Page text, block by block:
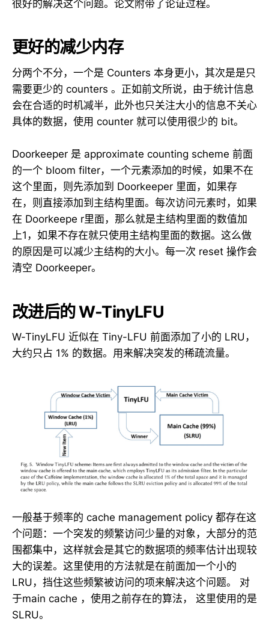
很好的解决这个问题。论文附带了论证过程。
更好的减少内存
分两个不分，一个是 Counters 本身更小，其次是是只
需要更少的 counters 。正如前文所说，由于统计信息
会在合适的时机减半，此外也只关注大小的信息不关心
具体的数据，使用 counter 就可以使用很少的 bit。
Doorkeeper 是 approximate counting scheme 前面
的一个 bloom filter，一个元素添加的时候，如果不在
这个里面，则先添加到 Doorkeeper 里面，如果存
在，则直接添加到主结构里面。每次访问元素时，如果
在 Doorkeepe r里面，那么就是主结构里面的数值加
上1，如果不存在就只使用主结构里面的数据。这么做
的原因是可以减少主结构的大小。每一次 reset 操作会
清空 Doorkeeper。
改进后的 W-TinyLFU
W-TinyLFU 近似在 Tiny-LFU 前面添加了小的 LRU，
大约只占 1% 的数据。用来解决突发的稀疏流量。
一般基于频率的 cache management policy 都存在这
个问题：一个突发的频繁访问少量的对象，大部分的范
围都集中，这样就会是其它的数据项的频率估计出现较
大的误差。这里使用的方法就是在前面加一个小的
LRU，挡住这些频繁被访问的项来解决这个问题。 对
于main cache ，使用之前存在的算法， 这里使用的是
SLRU。